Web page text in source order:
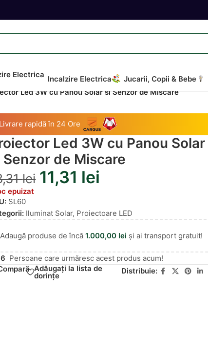
Incalzire Electrica Jucarii, Copii & Bebe
Led 3W cu Panou Solar si Senzor de Miscare
Livrare rapidă în 24 Ore
Led 3W cu Panou Solar
Senzor de Miscare
lei 11,31 lei
epuizat
SL60
Iluminat Solar, Proiectoare LED
Adaugă produse de încă1.000,00 lei și ai transport gratuit!
6 Persoane care urmăresc acest produs acum!
Adăugați la lista de
dorințe Distribuie: